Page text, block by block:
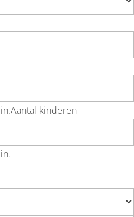
in.Aantal kinderen
in.